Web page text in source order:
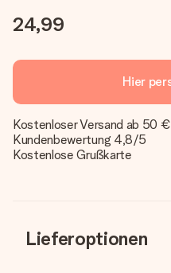
24,99
Hier
Kostenloser Versand ab 50 €
Kundenbewertung 4,8/5
Kostenlose Grußkarte
Lieferoptionen